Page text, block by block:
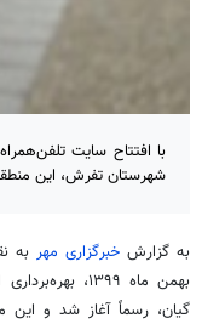
با افتتاح سایت
شهرستان تفرش، این
به گزارش خبرگزاری مهر
بهمن ماه ۱۳۹۹، بهره‌برداری از سایت نسل سه و نسل چهار ایرانسل در
گیان، رسماً آغاز شد و این